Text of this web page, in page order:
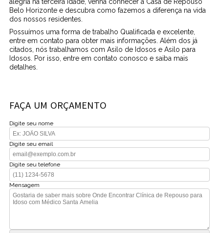
Belo Horizonte e descubra como fazemos a diferença na vida
dos nossos residentes.
Possuímos uma forma de trabalho Qualificada e excelente,
entre em contato para obter mais informações. Além dos já
citados, nós trabalhamos com Asilo de Idosos e Asilo para
Idosos. Por isso, entre em contato conosco e saiba mais
detalhes.
FAÇA UM ORÇAMENTO
Digite seu nome
Digite seu email
Digite seu telefone
Mensagem